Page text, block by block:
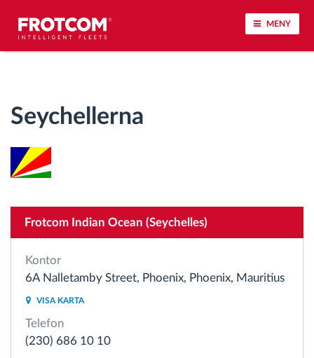
MENY
Körbeteende analys
Körtidsövervakning
Åtkomstkontroll
Ruttplanering och övervakning
Seychellerna
Frotcom Indian Ocean (Seychelles)
Kontor
6A Nalletamby Street, Phoenix, Phoenix, Mauritius
VISA KARTA
Telefon
(230) 686 10 10